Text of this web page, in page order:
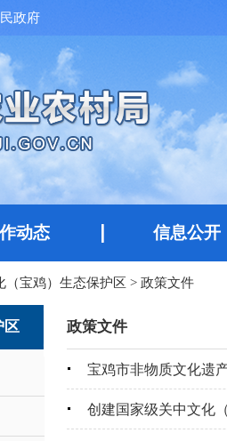
政府
动态 信息公开
（宝鸡）生态保护区 > 政策文件
区 政策文件
宝鸡市非物质文化遗
创建国家级关中文化